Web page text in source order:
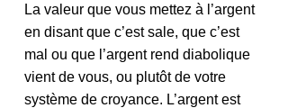
La valeur que vous mettez à l’argent
en disant que c’est sale, que c’est
mal ou que l’argent rend diabolique
vient de vous, ou plutôt de votre
système de croyance. L’argent est